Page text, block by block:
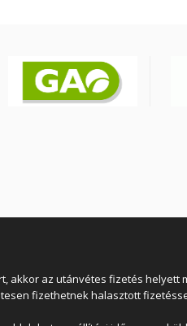
akkor az utánvétes fizetés
fizethetnek halasztott